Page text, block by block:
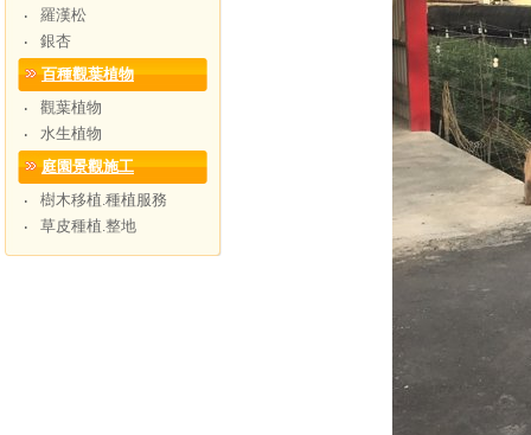
‧
羅漢松
‧
銀杏
百種觀葉植物
‧
觀葉植物
‧
水生植物
庭園景觀施工
‧
樹木移植.種植服務
‧
草皮種植.整地